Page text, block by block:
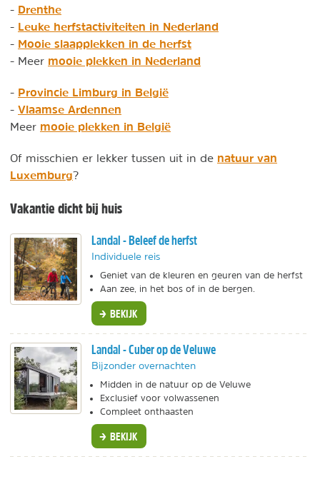
- Drenthe
- Leuke herfstactiviteiten in Nederland
- Mooie slaapplekken in de herfst
- Meer mooie plekken in Nederland
- Provincie Limburg in België
- Vlaamse Ardennen
Meer mooie plekken in België
Of misschien er lekker tussen uit in de natuur van
Luxemburg?
Vakantie dicht bij huis
Landal - Beleef de herfst
Individuele reis
Geniet van de kleuren en geuren van de herfst
Aan zee, in het bos of in de bergen.
BEKIJK
Landal - Cuber op de Veluwe
Bijzonder overnachten
Midden in de natuur op de Veluwe
Exclusief voor volwassenen
Compleet onthaasten
BEKIJK